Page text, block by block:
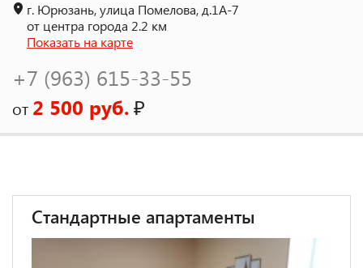
г. Юрюзань, улица Помелова, д.1А-7
от центра города 2.2 км
Показать на карте
+7 (963) 615-33-55
от 2 500 руб.₽
Стандартные апартаменты